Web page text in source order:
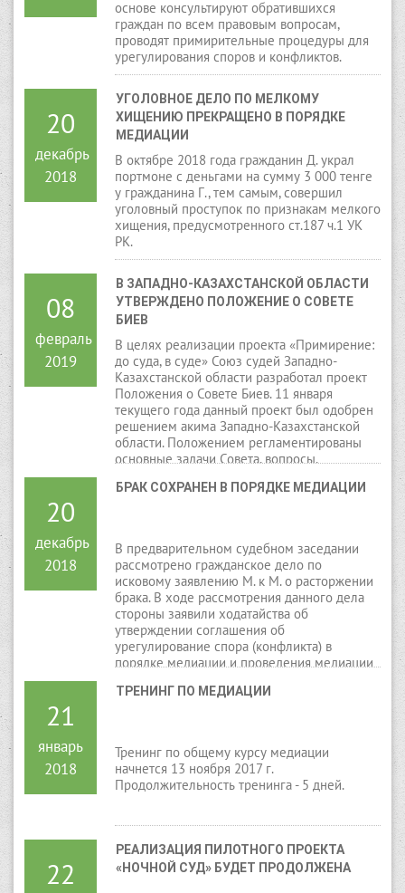
основе консультируют обратившихся
граждан по всем правовым вопросам,
проводят примирительные процедуры для
урегулирования споров и конфликтов.
20
декабрь
2018
УГОЛОВНОЕ ДЕЛО ПО МЕЛКОМУ
ХИЩЕНИЮ ПРЕКРАЩЕНО В ПОРЯДКЕ
МЕДИАЦИИ
В октябре 2018 года гражданин Д. украл
портмоне с деньгами на сумму 3 000 тенге
у гражданина Г., тем самым, совершил
уголовный проступок по признакам мелкого
хищения, предусмотренного ст.187 ч.1 УК
РК.
08
февраль
2019
В ЗАПАДНО-КАЗАХСТАНСКОЙ ОБЛАСТИ
УТВЕРЖДЕНО ПОЛОЖЕНИЕ О СОВЕТЕ
БИЕВ
В целях реализации проекта «Примирение:
до суда, в суде» Союз судей Западно-
Казахстанской области разработал проект
Положения о Совете Биев. 11 января
текущего года данный проект был одобрен
решением акима Западно-Казахстанской
области. Положением регламентированы
основные задачи Совета, вопросы,
организации и прекрашения деятельности.
20
декабрь
2018
БРАК СОХРАНЕН В ПОРЯДКЕ МЕДИАЦИИ
В предварительном судебном заседании
рассмотрено гражданское дело по
исковому заявлению М. к М. о расторжении
брака. В ходе рассмотрения данного дела
стороны заявили ходатайства об
утверждении соглашения об
урегулирование спора (конфликта) в
порядке медиации и проведения медиации
дело. По результатам рассмотрения дела
производство по делу.
21
январь
2018
ТРЕНИНГ ПО МЕДИАЦИИ
Тренинг по общему курсу медиации
начнется 13 ноября 2017 г.
Продолжительность тренинга - 5 дней.
22
РЕАЛИЗАЦИЯ ПИЛОТНОГО ПРОЕКТА
«НОЧНОЙ СУД» БУДЕТ ПРОДОЛЖЕНА